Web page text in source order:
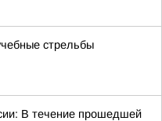
стрельбы
В течение прошедшей